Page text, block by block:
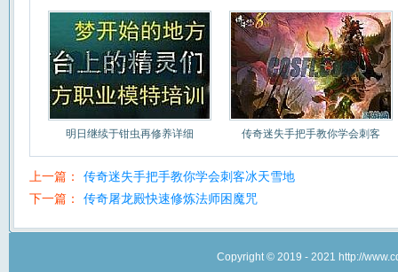
明日继续于钳虫再修养详细 传奇迷失手把手教你学会刺客
上一篇：
传奇迷失手把手教你学会刺客冰天雪地
下一篇：
传奇屠龙殿快速修炼法师困魔咒
Copyright © 2019 - 2021 http://